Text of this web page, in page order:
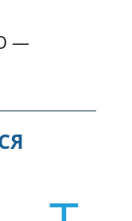
—